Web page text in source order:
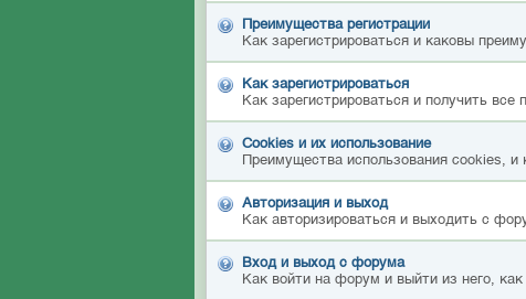
Преимущества регистрации
Как зарегистрироваться и каковы
Как зарегистрироваться
Как зарегистрироваться и получить все
Cookies и их использование
Преимущества использования cookies,
Авторизация и выход
Как авторизироваться и выходить с
Вход и выход с форума
Как войти на форум и выйти из него,